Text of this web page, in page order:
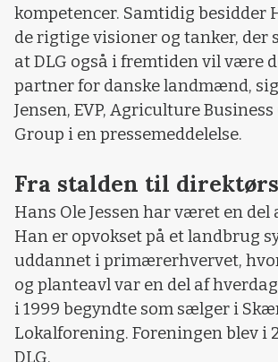
kompetencer. Samtidig besidder
de rigtige visioner og tanker, der
at DLG også i fremtiden vil være
partner for danske landmænd,
Jensen, EVP, Agriculture Business
Group i en pressemeddelelse.
Fra stalden til
Hans Ole Jessen har været en del
Han er opvokset på et landbrug
uddannet i primærerhvervet,
og planteavl var en del af
i 1999 begyndte som sælger i
Lokalforening. Foreningen blev i
DLG.